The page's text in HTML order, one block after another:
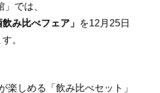
では、
み比べフェア」
を12月25日
。
楽しめる「飲み比べセット」